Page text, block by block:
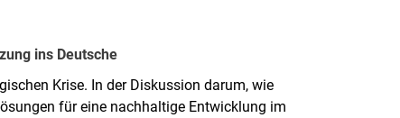
ins Deutsche
Krise. In der Diskussion darum, wie
für eine nachhaltige Entwicklung im